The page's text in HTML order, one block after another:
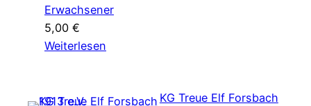
Erwachsener
5,00 €
Weiterlesen
KG Treue Elf Forsbach